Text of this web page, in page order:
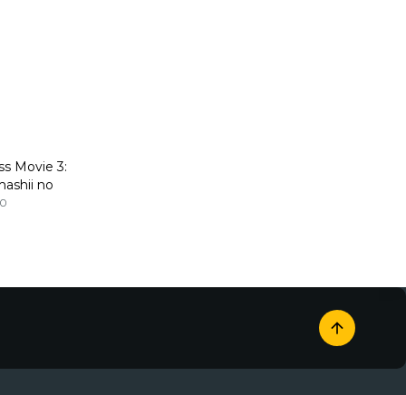
Movie 3:
no